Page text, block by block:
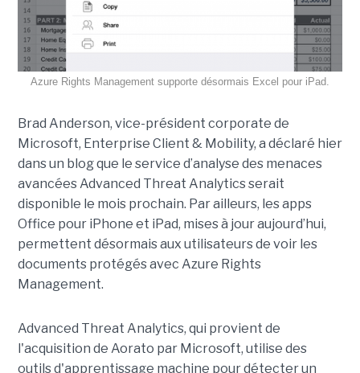
Azure Rights Management supporte désormais Excel pour iPad.
Brad Anderson, vice-président corporate de
Microsoft, Enterprise Client & Mobility, a déclaré hier
dans un blog que le service d’analyse des menaces
avancées Advanced Threat Analytics serait
disponible le mois prochain. Par ailleurs, les apps
Office pour iPhone et iPad, mises à jour aujourd’hui,
permettent désormais aux utilisateurs de voir les
documents protégés avec Azure Rights
Management.
Advanced Threat Analytics, qui provient de
l'acquisition de Aorato par Microsoft, utilise des
outils d'apprentissage machine pour détecter un